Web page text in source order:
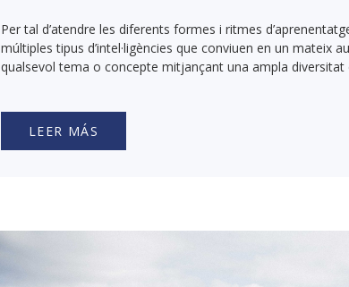
Per tal d’atendre les diferents formes i ritmes
múltiples tipus d’intel·ligències que conviuen en un mateix
qualsevol tema o concepte mitjançant una ampla diversitat
LEER MÁS